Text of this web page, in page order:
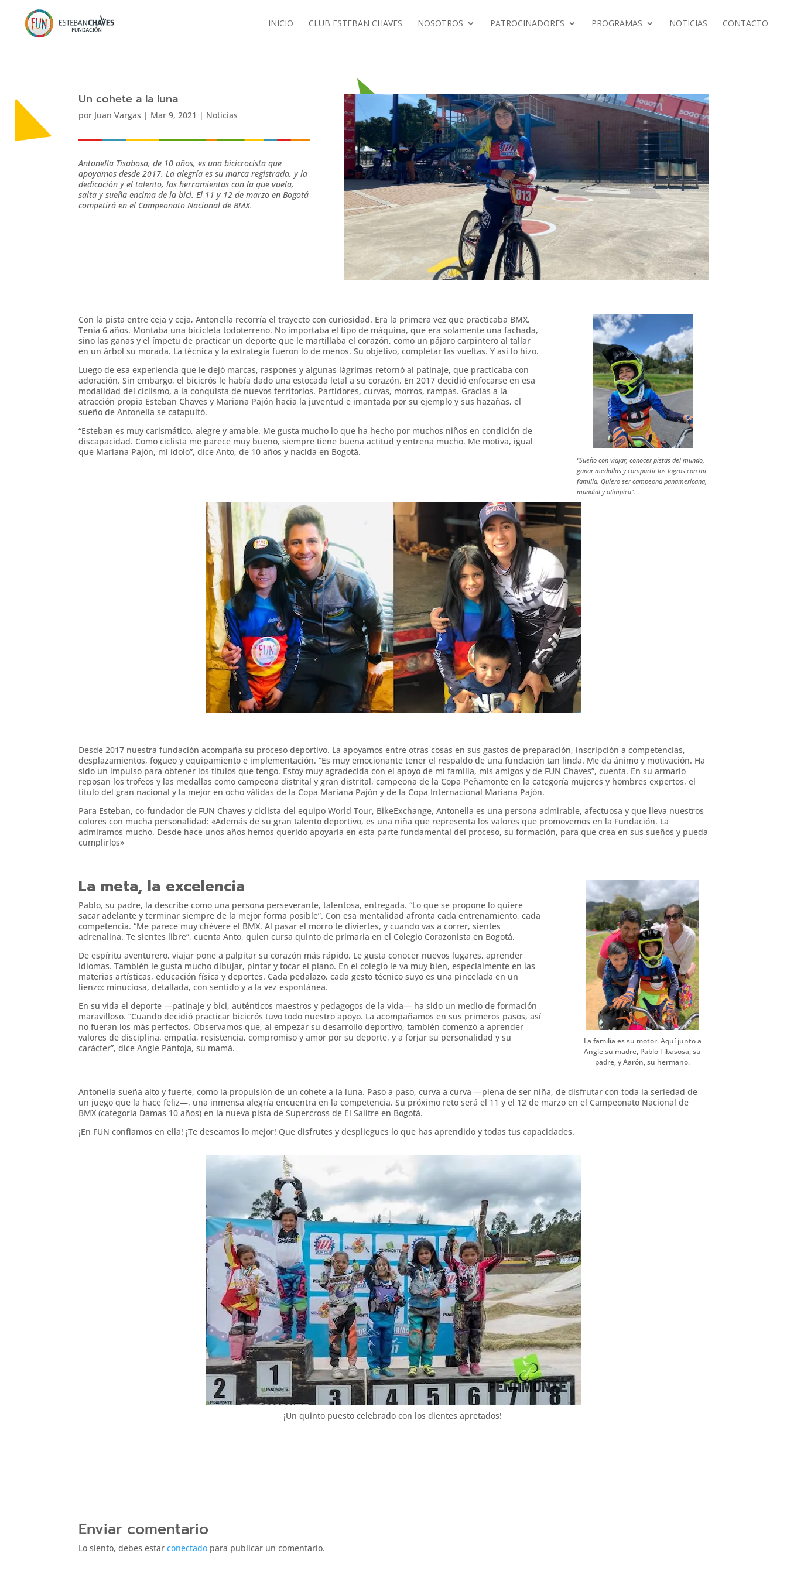
INICIO CLUB ESTEBAN CHAVES NOSOTROS PATROCINADORES PROGRAMAS NOTICIAS CONTACTO
Un cohete a la luna
por Juan Vargas | Mar 9, 2021 | Noticias
Antonella Tisabosa, de 10 años, es una bicicrocista que
apoyamos desde 2017. La alegría es su marca registrada, y la
dedicación y el talento, las herramientas con la que vuela,
salta y sueña encima de la bici. El 11 y 12 de marzo en Bogotá
competirá en el Campeonato Nacional de BMX.
Con la pista entre ceja y ceja, Antonella recorría el trayecto con curiosidad. Era la primera vez que practicaba BMX.
Tenía 6 años. Montaba una bicicleta todoterreno. No importaba el tipo de máquina, que era solamente una fachada,
sino las ganas y el ímpetu de practicar un deporte que le martillaba el corazón, como un pájaro carpintero al tallar
en un árbol su morada. La técnica y la estrategia fueron lo de menos. Su objetivo, completar las vueltas. Y así lo hizo.
Luego de esa experiencia que le dejó marcas, raspones y algunas lágrimas retornó al patinaje, que practicaba con
adoración. Sin embargo, el bicicrós le había dado una estocada letal a su corazón. En 2017 decidió enfocarse en esa
modalidad del ciclismo, a la conquista de nuevos territorios. Partidores, curvas, morros, rampas. Gracias a la
atracción propia Esteban Chaves y Mariana Pajón hacia la juventud e imantada por su ejemplo y sus hazañas, el
sueño de Antonella se catapultó.
“Esteban es muy carismático, alegre y amable. Me gusta mucho lo que ha hecho por muchos niños en condición de
discapacidad. Como ciclista me parece muy bueno, siempre tiene buena actitud y entrena mucho. Me motiva, igual
que Mariana Pajón, mi ídolo”, dice Anto, de 10 años y nacida en Bogotá.
“Sueño con viajar, conocer pistas del mundo,
ganar medallas y compartir los logros con mi
familia. Quiero ser campeona panamericana,
mundial y olímpica”.
Desde 2017 nuestra fundación acompaña su proceso deportivo. La apoyamos entre otras cosas en sus gastos de preparación, inscripción a competencias,
desplazamientos, fogueo y equipamiento e implementación. “Es muy emocionante tener el respaldo de una fundación tan linda. Me da ánimo y motivación. Ha
sido un impulso para obtener los títulos que tengo. Estoy muy agradecida con el apoyo de mi familia, mis amigos y de FUN Chaves”, cuenta. En su armario
reposan los trofeos y las medallas como campeona distrital y gran distrital, campeona de la Copa Peñamonte en la categoría mujeres y hombres expertos, el
título del gran nacional y la mejor en ocho válidas de la Copa Mariana Pajón y de la Copa Internacional Mariana Pajón.
Para Esteban, co-fundador de FUN Chaves y ciclista del equipo World Tour, BikeExchange, Antonella es una persona admirable, afectuosa y que lleva nuestros
colores con mucha personalidad: «Además de su gran talento deportivo, es una niña que representa los valores que promovemos en la Fundación. La
admiramos mucho. Desde hace unos años hemos querido apoyarla en esta parte fundamental del proceso, su formación, para que crea en sus sueños y pueda
cumplirlos»
La meta, la excelencia
Pablo, su padre, la describe como una persona perseverante, talentosa, entregada. “Lo que se propone lo quiere
sacar adelante y terminar siempre de la mejor forma posible”. Con esa mentalidad afronta cada entrenamiento, cada
competencia. “Me parece muy chévere el BMX. Al pasar el morro te diviertes, y cuando vas a correr, sientes
adrenalina. Te sientes libre”, cuenta Anto, quien cursa quinto de primaria en el Colegio Corazonista en Bogotá.
De espíritu aventurero, viajar pone a palpitar su corazón más rápido. Le gusta conocer nuevos lugares, aprender
idiomas. También le gusta mucho dibujar, pintar y tocar el piano. En el colegio le va muy bien, especialmente en las
materias artísticas, educación física y deportes. Cada pedalazo, cada gesto técnico suyo es una pincelada en un
lienzo: minuciosa, detallada, con sentido y a la vez espontánea.
En su vida el deporte —patinaje y bici, auténticos maestros y pedagogos de la vida— ha sido un medio de formación
maravilloso. “Cuando decidió practicar bicicrós tuvo todo nuestro apoyo. La acompañamos en sus primeros pasos, así
no fueran los más perfectos. Observamos que, al empezar su desarrollo deportivo, también comenzó a aprender
valores de disciplina, empatía, resistencia, compromiso y amor por su deporte, y a forjar su personalidad y su
carácter”, dice Angie Pantoja, su mamá.
La familia es su motor. Aquí junto a
Angie su madre, Pablo Tibasosa, su
padre, y Aarón, su hermano.
Antonella sueña alto y fuerte, como la propulsión de un cohete a la luna. Paso a paso, curva a curva —plena de ser niña, de disfrutar con toda la seriedad de
un juego que la hace feliz—, una inmensa alegría encuentra en la competencia. Su próximo reto será el 11 y el 12 de marzo en el Campeonato Nacional de
BMX (categoría Damas 10 años) en la nueva pista de Supercross de El Salitre en Bogotá.
¡En FUN confiamos en ella! ¡Te deseamos lo mejor! Que disfrutes y despliegues lo que has aprendido y todas tus capacidades.
¡Un quinto puesto celebrado con los dientes apretados!
Enviar comentario
Lo siento, debes estarconectado para publicar un comentario.